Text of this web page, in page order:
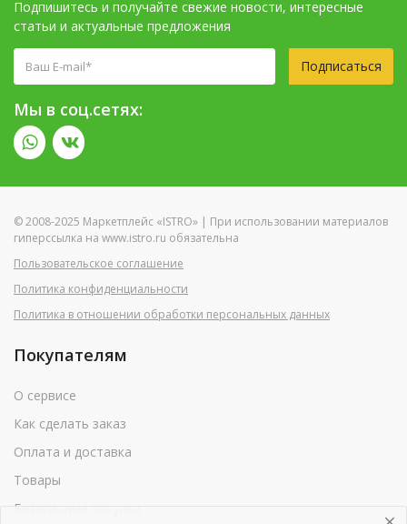
Подпишитесь и получайте свежие новости, интересные
статьи и актуальные предложения
Подписаться
Мы в соц.сетях:
© 2008-2025 Маркетплейс «ISTRO» | При использовании материалов
гиперссылка на www.istro.ru обязательна
Пользовательское соглашение
Политика конфиденциальности
Политика в отношении обработки персональных данных
Покупателям
О сервисе
Как сделать заказ
Оплата и доставка
Товары
Безопасные покупки